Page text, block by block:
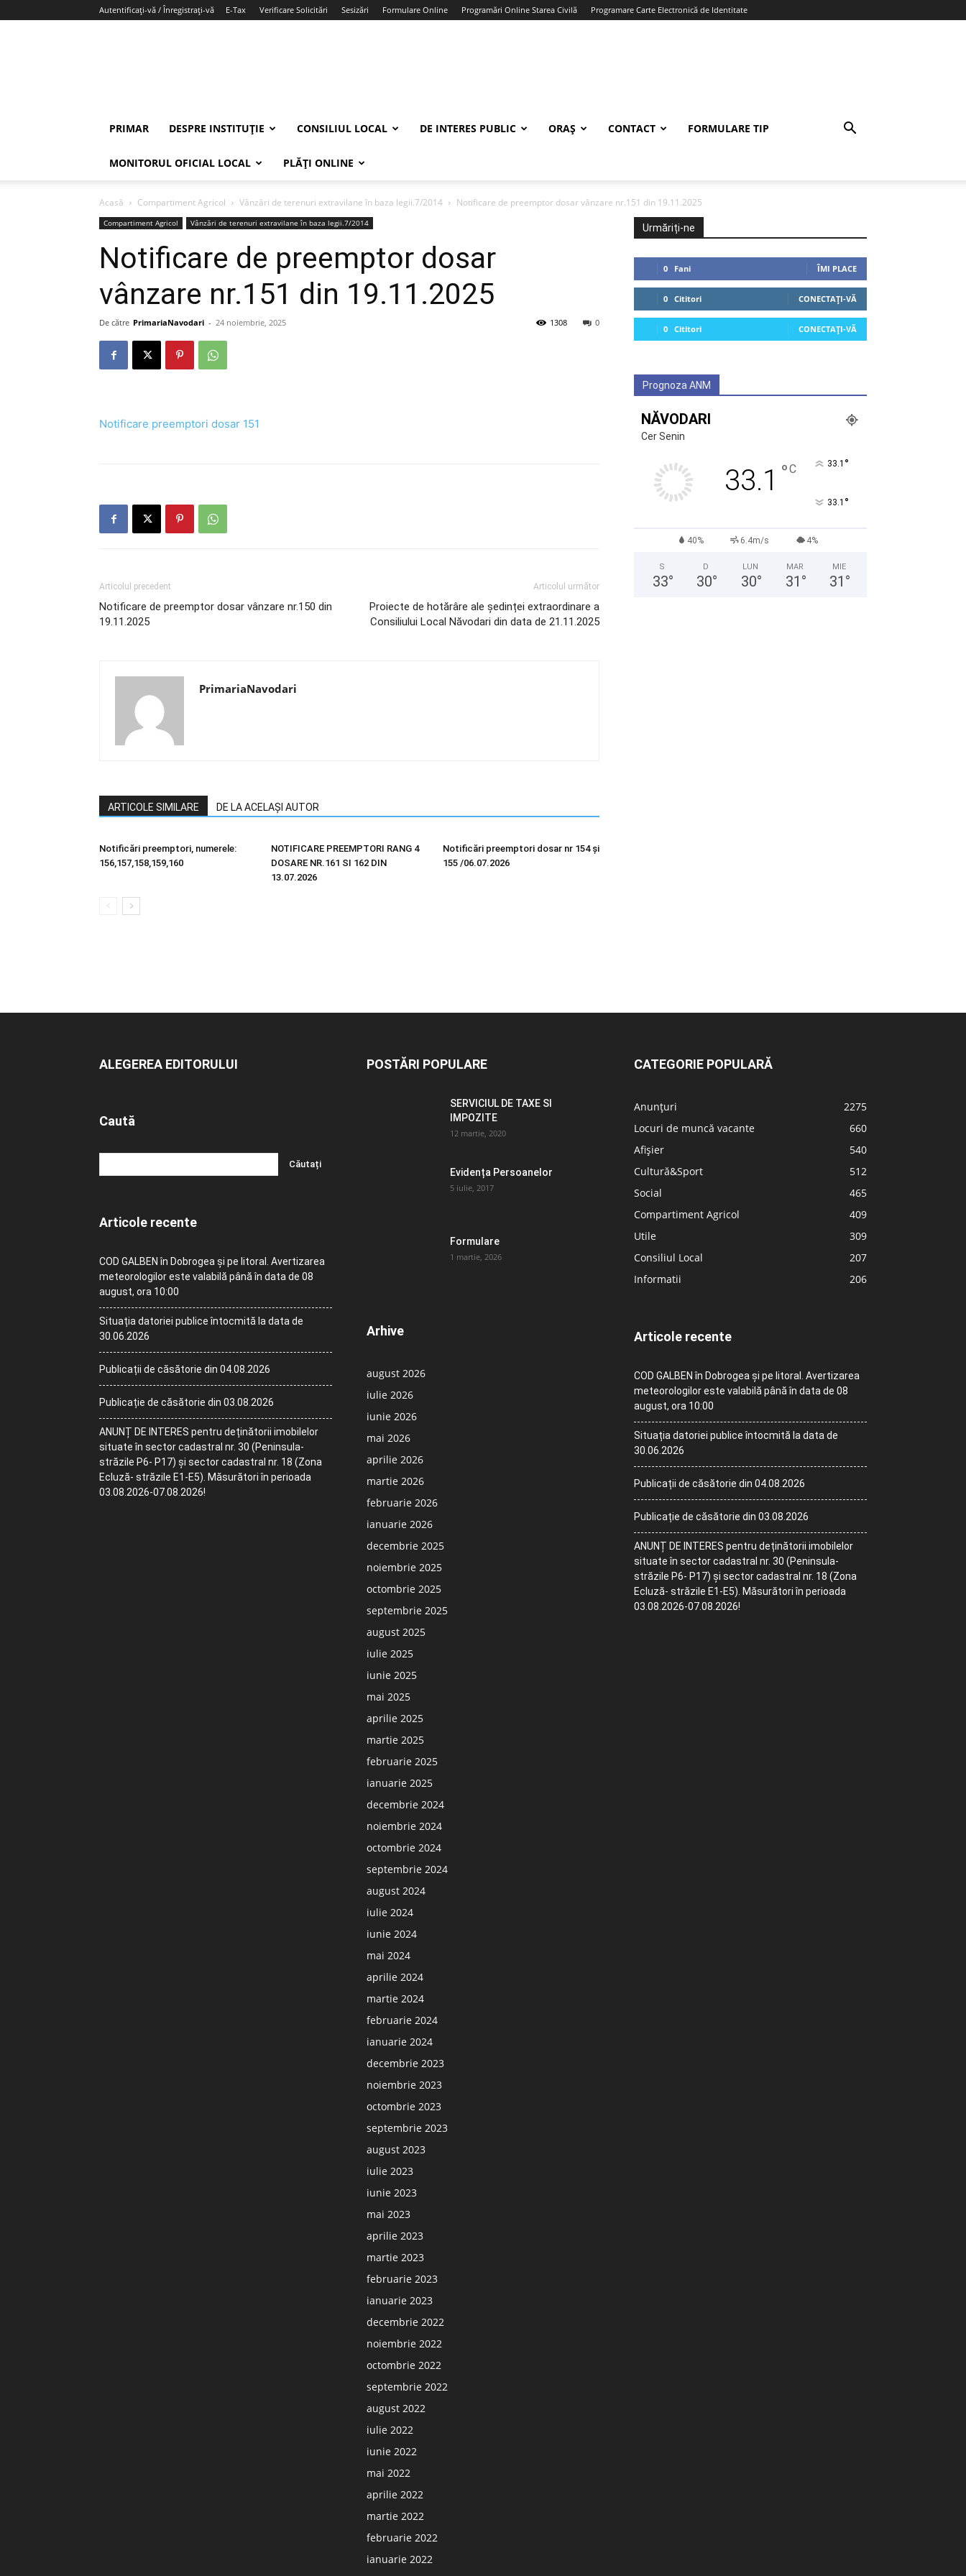
Autentificați-vă / Înregistrați-vă E-Tax Verificare Solicitări Sesizări Formulare Online Programări Online Starea Civilă Programare Carte Electronică de Identitate
PRIMAR DESPRE INSTITUȚIE CONSILIUL LOCAL DE INTERES PUBLIC ORAȘ CONTACT FORMULARE TIP
MONITORUL OFICIAL LOCAL PLĂȚI ONLINE
Acasă Compartiment Agricol Vânzări de terenuri extravilane în baza legii.7/2014 Notificare de preemptor dosar vânzare nr.151 din 19.11.2025
Compartiment Agricol Vânzări de terenuri extravilane în baza legii.7/2014
Notificare de preemptor dosar
vânzare nr.151 din 19.11.2025
De către PrimariaNavodari - 24 noiembrie, 2025 0
1308
Notificare preemptori dosar 151
Articolul precedent
Notificare de preemptor dosar vânzare nr.150 din
19.11.2025
Articolul următor
Proiecte de hotărâre ale ședinței extraordinare a
Consiliului Local Năvodari din data de 21.11.2025
PrimariaNavodari
ARTICOLE SIMILARE DE LA ACELAȘI AUTOR
Notificări preemptori, numerele:
156,157,158,159,160
NOTIFICARE PREEMPTORI RANG 4
DOSARE NR.161 SI 162 DIN
13.07.2026
Notificări preemptori dosar nr 154 și
155 /06.07.2026
Urmăriți-ne
0 Fani ÎMI PLACE
0 Cititori CONECTAȚI-VĂ
0 Cititori CONECTAȚI-VĂ
Prognoza ANM
NĂVODARI
Cer Senin
33.1 °C 33.1 °
33.1 °
40% 6.4m/s 4%
S
33°
D
30°
LUN
30°
MAR
31 °
MIE
31 °
ALEGEREA EDITORULUI
Caută
Articole recente
COD GALBEN în Dobrogea și pe litoral. Avertizarea
meteorologilor este valabilă până în data de 08
august, ora 10:00
Situația datoriei publice întocmită la data de
30.06.2026
Publicații de căsătorie din 04.08.2026
Publicație de căsătorie din 03.08.2026
ANUNȚ DE INTERES pentru deținătorii imobilelor
situate în sector cadastral nr. 30 (Peninsula-
străzile P6- P17) și sector cadastral nr. 18 (Zona
Ecluză- străzile E1-E5). Măsurători în perioada
03.08.2026-07.08.2026!
POSTĂRI POPULARE
SERVICIUL DE TAXE SI
IMPOZITE
12 martie, 2020
Evidența Persoanelor
5 iulie, 2017
Formulare
1 martie, 2026
Arhive
august 2026
iulie 2026
iunie 2026
mai 2026
aprilie 2026
martie 2026
februarie 2026
ianuarie 2026
decembrie 2025
noiembrie 2025
octombrie 2025
septembrie 2025
august 2025
iulie 2025
iunie 2025
mai 2025
aprilie 2025
martie 2025
februarie 2025
ianuarie 2025
decembrie 2024
noiembrie 2024
octombrie 2024
septembrie 2024
august 2024
iulie 2024
iunie 2024
mai 2024
aprilie 2024
martie 2024
februarie 2024
ianuarie 2024
decembrie 2023
noiembrie 2023
octombrie 2023
septembrie 2023
august 2023
iulie 2023
iunie 2023
mai 2023
aprilie 2023
martie 2023
februarie 2023
ianuarie 2023
decembrie 2022
noiembrie 2022
octombrie 2022
septembrie 2022
august 2022
iulie 2022
iunie 2022
mai 2022
aprilie 2022
martie 2022
februarie 2022
ianuarie 2022
CATEGORIE POPULARĂ
Anunțuri
2275
Locuri de muncă vacante
660
Afișier
540
Cultură&Sport
512
Social
465
Compartiment Agricol
409
Utile
309
Consiliul Local
207
Informatii
206
Articole recente
COD GALBEN în Dobrogea și pe litoral. Avertizarea
meteorologilor este valabilă până în data de 08
august, ora 10:00
Situația datoriei publice întocmită la data de
30.06.2026
Publicații de căsătorie din 04.08.2026
Publicație de căsătorie din 03.08.2026
ANUNȚ DE INTERES pentru deținătorii imobilelor
situate în sector cadastral nr. 30 (Peninsula-
străzile P6- P17) și sector cadastral nr. 18 (Zona
Ecluză- străzile E1-E5). Măsurători în perioada
03.08.2026-07.08.2026!